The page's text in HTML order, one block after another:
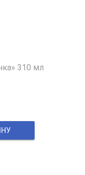
310 мл